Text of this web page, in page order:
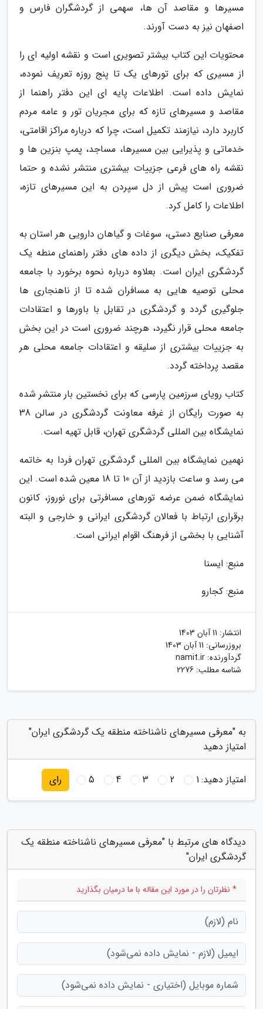
مسیرها و مقاصد آن ها، سهمی از گردشگران فارس و
اصفهان نیز به دست آورند.
محتویات این کتاب بیشتر تصویری است و نقشه اولیه ای را
از مسیری که برای تورهای یک تا پنج روزه تعریف نموده،
نمایش داده است. اطلاعات پایه ای این دفتر راهنما از
مقاصد و مسیرهای تازه که برای مجریان تور و عامه مردم
کاربرد دارد، نیازمند تکمیل است، چرا که درباره مراکز اقامتی،
خدماتی و پذیرایی بین مسیرها، مساجد، پمپ بنزین ها و
نقشه راه های فرعی جزییات بیشتری منتشر نشده و حتما
ضروری است پیش از دل سپردن به این مسیرهای تازه،
اطلاعات را کامل کرد.
معرفی صنایع دستی، سوغات و گیاهان دارویی هر استان به
تفکیک، بخش دیگری از داده های دفتر راهنمای منطه یک
گردشگری ایران است. بعلاوه درباره نحوه برخورد با جامعه
محلی توصیه هایی به مسافران شده تا از ناهنجاری ها
جلوگیری گردد و گردشگری در تقابل با باورها و اعتقادات
جامعه محلی قرار نگیرد، هرچند ضروری است در این بخش
به جزییات بیشتری از سلیقه و اعتقادات جامعه محلی هر
مقصد پرداخته گردد.
کتاب رویای سرزمین پارسی که برای نخستین بار منتشر شده
به صورت رایگان از غرفه معاونت گردشگری در سالن 38
نمایشگاه بین المللی گردشگری تهران، قابل تهیه است.
نهمین نمایشگاه بین المللی گردشگری تهران فردا به خاتمه
می رسد و ساعت بازدید از آن 10 تا 18 معین شده است. این
نمایشگاه ضمن عرضه تورهای مسافرتی برای نوروز، کانون
برقراری ارتباط با فعالان گردشگری ایرانی و خارجی و البته
آشنایی با بخشی از فرهنگ اقوام ایرانی است.
منبع: ایسنا
منبع: کجارو
انتشار: 11 آبان 1403
بروزرسانی: 11 آبان 1403
گردآورنده: namit.ir
شناسه مطلب: 2276
به "معرفی مسیرهای ناشناخته منطقه یک گردشگری ایران"
امتیاز دهید
امتیاز دهید:1
2
3
4
5 رای
دیدگاه های مرتبط با "معرفی مسیرهای ناشناخته منطقه یک
گردشگری ایران"
* نظرتان را در مورد این مقاله با ما درمیان بگذارید